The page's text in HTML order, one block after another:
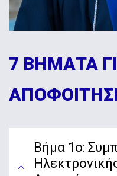
7 ΒΗΜΑΤΑ
Βήμα 1ο: